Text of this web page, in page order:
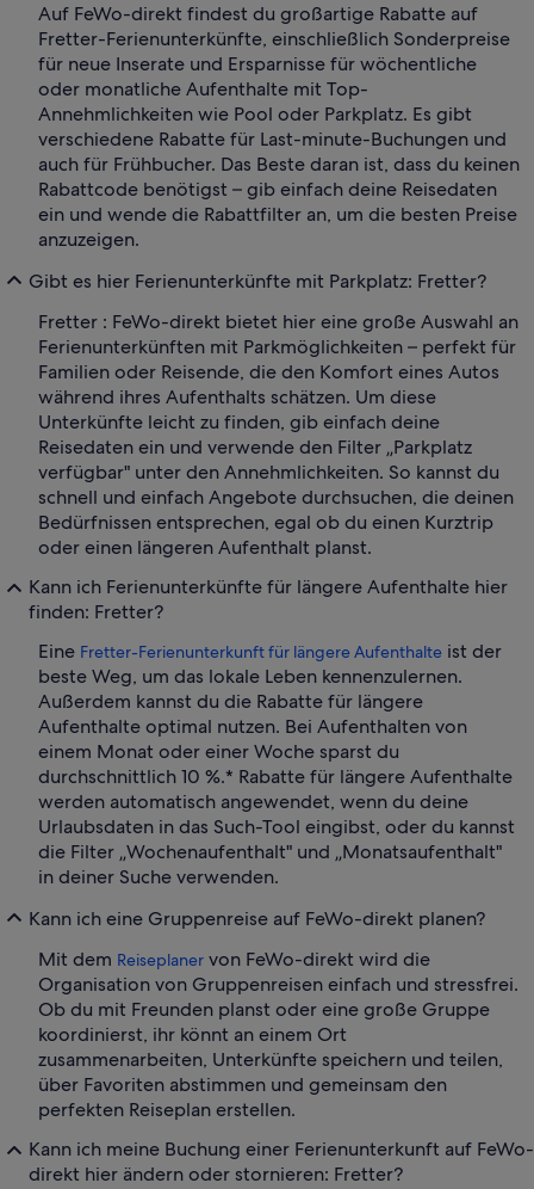
Auf FeWo-direkt findest du großartige Rabatte auf
Fretter-Ferienunterkünfte, einschließlich Sonderpreise
für neue Inserate und Ersparnisse für wöchentliche
oder monatliche Aufenthalte mit Top-
Annehmlichkeiten wie Pool oder Parkplatz. Es gibt
verschiedene Rabatte für Last-minute-Buchungen und
auch für Frühbucher. Das Beste daran ist, dass du keinen
Rabattcode benötigst – gib einfach deine Reisedaten
ein und wende die Rabattfilter an, um die besten Preise
anzuzeigen.
Gibt es hier Ferienunterkünfte mit Parkplatz: Fretter?
Fretter : FeWo-direkt bietet hier eine große Auswahl an
Ferienunterkünften mit Parkmöglichkeiten – perfekt für
Familien oder Reisende, die den Komfort eines Autos
während ihres Aufenthalts schätzen. Um diese
Unterkünfte leicht zu finden, gib einfach deine
Reisedaten ein und verwende den Filter „Parkplatz
verfügbar" unter den Annehmlichkeiten. So kannst du
schnell und einfach Angebote durchsuchen, die deinen
Bedürfnissen entsprechen, egal ob du einen Kurztrip
oder einen längeren Aufenthalt planst.
Kann ich Ferienunterkünfte für längere Aufenthalte hier
finden: Fretter?
Eine Fretter-Ferienunterkunft für längere Aufenthalte ist der
beste Weg, um das lokale Leben kennenzulernen.
Außerdem kannst du die Rabatte für längere
Aufenthalte optimal nutzen. Bei Aufenthalten von
einem Monat oder einer Woche sparst du
durchschnittlich 10 %.* Rabatte für längere Aufenthalte
werden automatisch angewendet, wenn du deine
Urlaubsdaten in das Such-Tool eingibst, oder du kannst
die Filter „Wochenaufenthalt" und „Monatsaufenthalt"
in deiner Suche verwenden.
Kann ich eine Gruppenreise auf FeWo-direkt planen?
Mit dem Reiseplaner von FeWo-direkt wird die
Organisation von Gruppenreisen einfach und stressfrei.
Ob du mit Freunden planst oder eine große Gruppe
koordinierst, ihr könnt an einem Ort
zusammenarbeiten, Unterkünfte speichern und teilen,
über Favoriten abstimmen und gemeinsam den
perfekten Reiseplan erstellen.
Kann ich meine Buchung einer Ferienunterkunft auf FeWo-
direkt hier ändern oder stornieren: Fretter?